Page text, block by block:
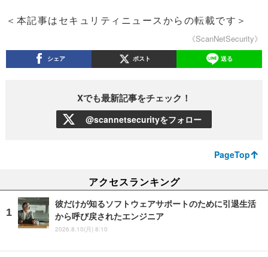
＜本記事はセキュリティニュースからの転載です＞
《ScanNetSecurity》
シェア ポスト 送る
Xでも最新記事をチェック！
@scannetsecurityをフォロー
PageTop
アクセスランキング
彼だけが知るソフトウェアサポートのために引退生活
から呼び戻されたエンジニア
2026.8.10(月) 8:10